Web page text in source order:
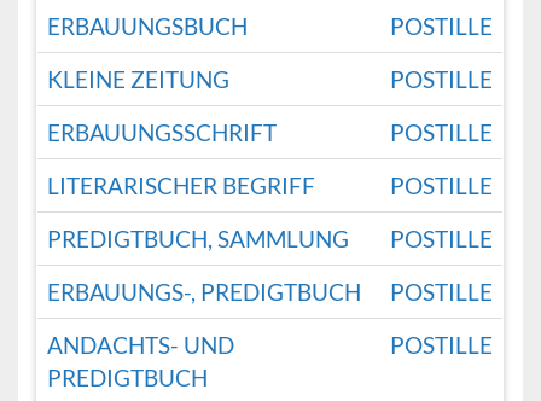
ERBAUUNGSBUCH
POSTILLE
KLEINE ZEITUNG
POSTILLE
ERBAUUNGSSCHRIFT
POSTILLE
LITERARISCHER BEGRIFF
POSTILLE
PREDIGTBUCH, SAMMLUNG
POSTILLE
ERBAUUNGS-, PREDIGTBUCH
POSTILLE
ANDACHTS- UND
PREDIGTBUCH
POSTILLE